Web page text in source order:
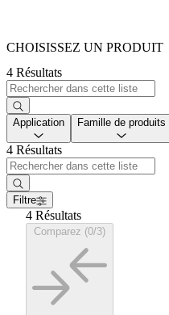
CHOISISSEZ UN PRODUIT
4 Résultats
Application Famille de produits
4 Résultats
Filtre
4 Résultats